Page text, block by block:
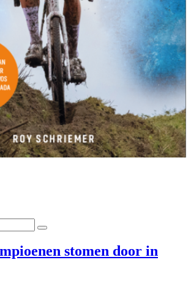
stomen door in